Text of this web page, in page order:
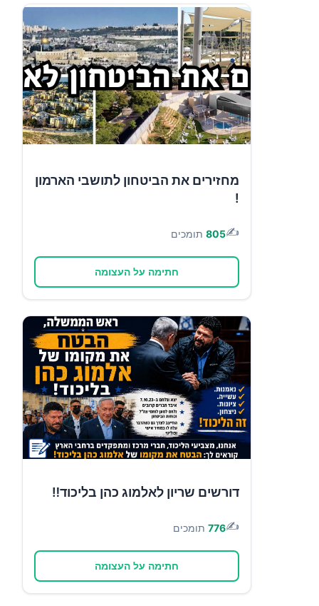
מחזירים את הביטחון לתושבי הארמון
!
✍️
805 תומכים
חתימה על העצומה
דורשים שריון לאלמוג כהן בליכוד‼️
✍️
776 תומכים
חתימה על העצומה